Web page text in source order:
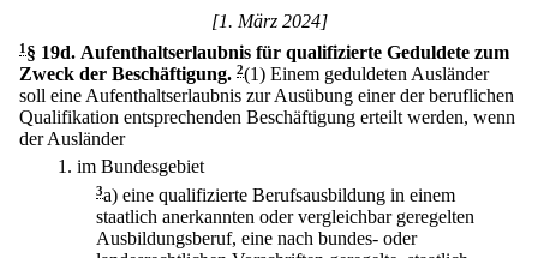
[1. März 2024]
1 § 19d. Aufenthaltserlaubnis für qualifizierte Geduldete zum
Zweck der Beschäftigung. 2(1) Einem geduldeten Ausländer
soll eine Aufenthaltserlaubnis zur Ausübung einer der beruflichen
Qualifikation entsprechenden Beschäftigung erteilt werden, wenn
der Ausländer
1. im Bundesgebiet
3a) eine qualifizierte Berufsausbildung in einem
staatlich anerkannten oder vergleichbar geregelten
Ausbildungsberuf, eine nach bundes- oder